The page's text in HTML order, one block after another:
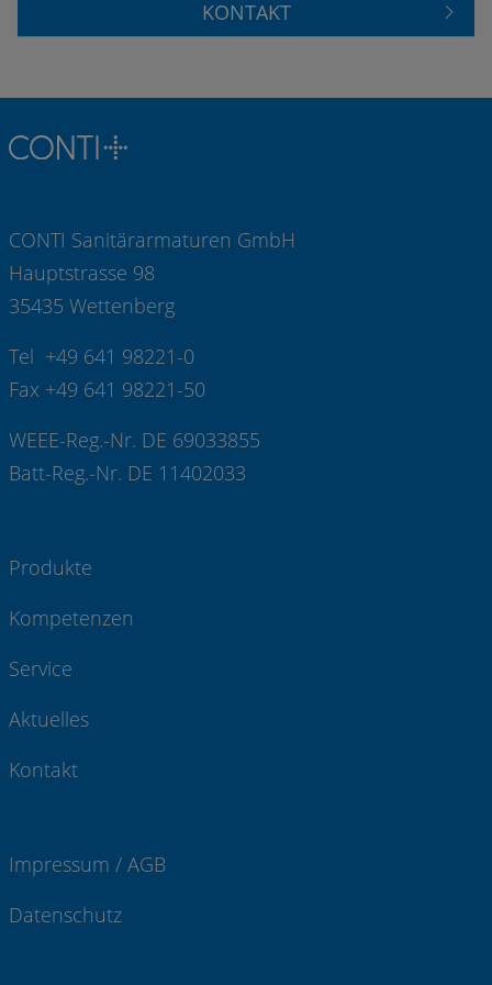
KONTAKT
CONTI Sanitärarmaturen GmbH
Hauptstrasse 98
35435 Wettenberg
Tel +49 641 98221-0
Fax +49 641 98221-50
WEEE-Reg.-Nr. DE 69033855
Batt-Reg.-Nr. DE 11402033
Produkte
Kompetenzen
Service
Aktuelles
Kontakt
Impressum / AGB
Datenschutz